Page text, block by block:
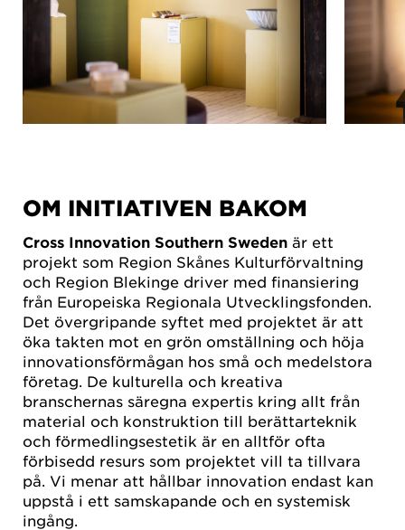
OM INITIATIVEN BAKOM
Cross Innovation Southern Sweden är ett
projekt som Region Skånes Kulturförvaltning
och Region Blekinge driver med finansiering
från Europeiska Regionala Utvecklingsfonden.
Det övergripande syftet med projektet är att
öka takten mot en grön omställning och höja
innovationsförmågan hos små och medelstora
företag. De kulturella och kreativa
branschernas säregna expertis kring allt från
material och konstruktion till berättarteknik
och förmedlingsestetik är en alltför ofta
förbisedd resurs som projektet vill ta tillvara
på. Vi menar att hållbar innovation endast kan
uppstå i ett samskapande och en systemisk
ingång.